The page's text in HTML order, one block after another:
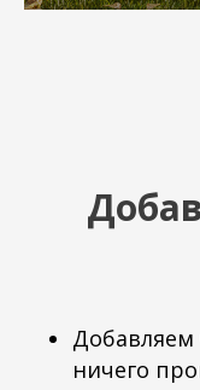
Добавляем
ничего